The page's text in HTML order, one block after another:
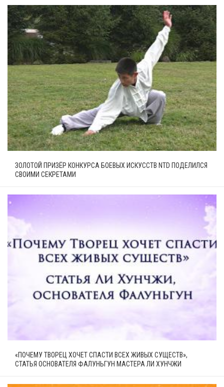
ЗОЛОТОЙ ПРИЗЁР КОНКУРСА БОЕВЫХ ИСКУССТВ NTD ПОДЕЛИЛСЯ
СВОИМИ СЕКРЕТАМИ
«ПОЧЕМУ ТВОРЕЦ ХОЧЕТ СПАСТИ ВСЕХ ЖИВЫХ СУЩЕСТВ»,
СТАТЬЯ ОСНОВАТЕЛЯ ФАЛУНЬГУН МАСТЕРА ЛИ ХУНЧЖИ